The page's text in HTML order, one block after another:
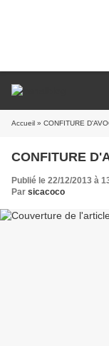
Accueil » CONFITURE
CONFITURE
Publié le 22/12/2013 à
Par sicacoco